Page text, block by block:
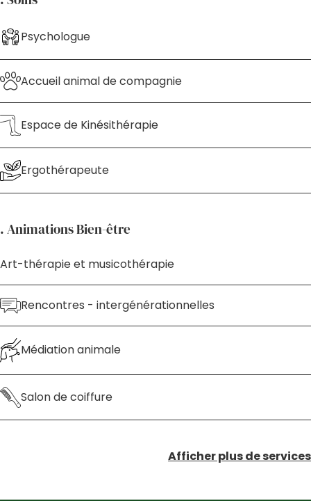
Psychologue
Accueil animal de compagnie
Espace de Kinésithérapie
Ergothérapeute
. Animations Bien-être
Art-thérapie et musicothérapie
Rencontres - intergénérationnelles
Médiation animale
Salon de coiffure
Afficher plus de services